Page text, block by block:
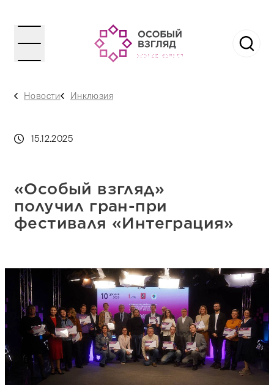
Новости Инклюзия
15.12.2025
«Особый взгляд»
получил гран-при
фестиваля «Интеграция»